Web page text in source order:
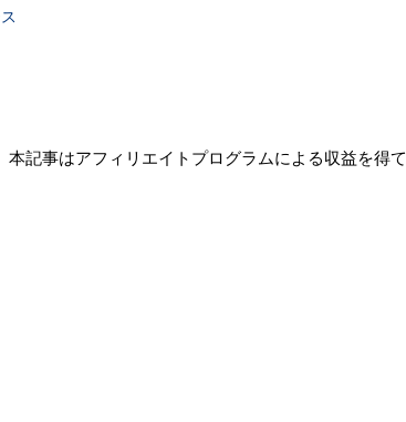
本記事はアフィリエイトプログラムによる収益を得